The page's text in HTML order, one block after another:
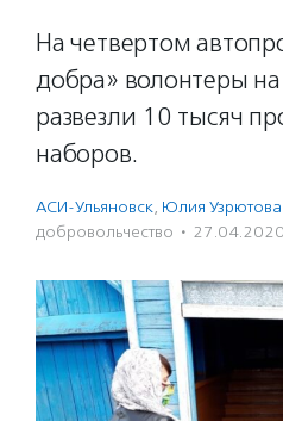
На четвертом
добра» волонтеры
развезли 10 тысяч
наборов.
АСИ-Ульяновск, Юлия Узрютова
доброволь­чест­во · 27.04.2020